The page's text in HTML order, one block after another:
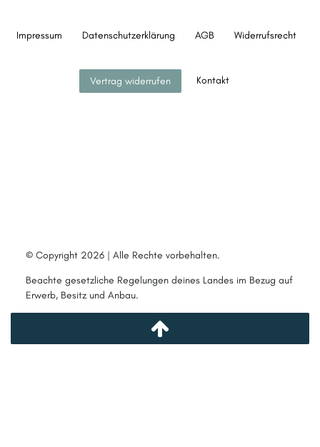
Impressum Daten­schutz­erklärung AGB Widerrufs­recht
Vertrag widerrufen Kontakt
© Copyright 2026 | Alle Rechte vorbehalten.
Beachte gesetzliche Regelungen deines Landes im Bezug auf
Erwerb, Besitz und Anbau.